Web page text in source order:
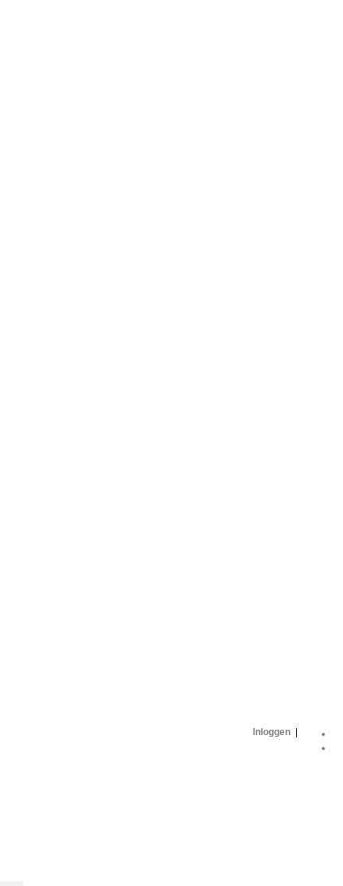
Inloggen